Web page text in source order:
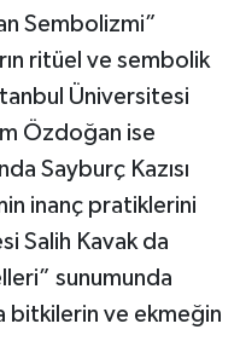
Sembolizmi”
ritüel ve sembolik
Üniversitesi
Özdoğan ise
Sayburç Kazısı
inanç pratiklerini
Salih Kavak da
sunumunda
bitkilerin ve ekmeğin